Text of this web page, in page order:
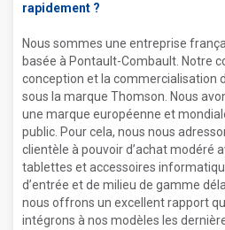
rapidement ?
Nous sommes une entreprise
basée à Pontault-Combault. Notre
conception et la commercialisation
sous la marque Thomson. Nous
une marque européenne et
public. Pour cela, nous nous
clientèle à pouvoir d’achat modéré
tablettes et accessoires
d’entrée et de milieu de gamme
nous offrons un excellent rapport
intégrons à nos modèles les